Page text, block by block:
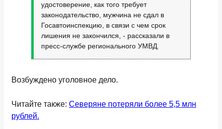
удостоверение, как того требует
законодательство, мужчина не сдал в
Госавтоинспекцию, в связи с чем срок
лишения не закончился, - рассказали в
пресс-службе регионального УМВД.
Возбуждено уголовное дело.
Читайте также: Северяне потеряли более 5,5 млн
рублей.